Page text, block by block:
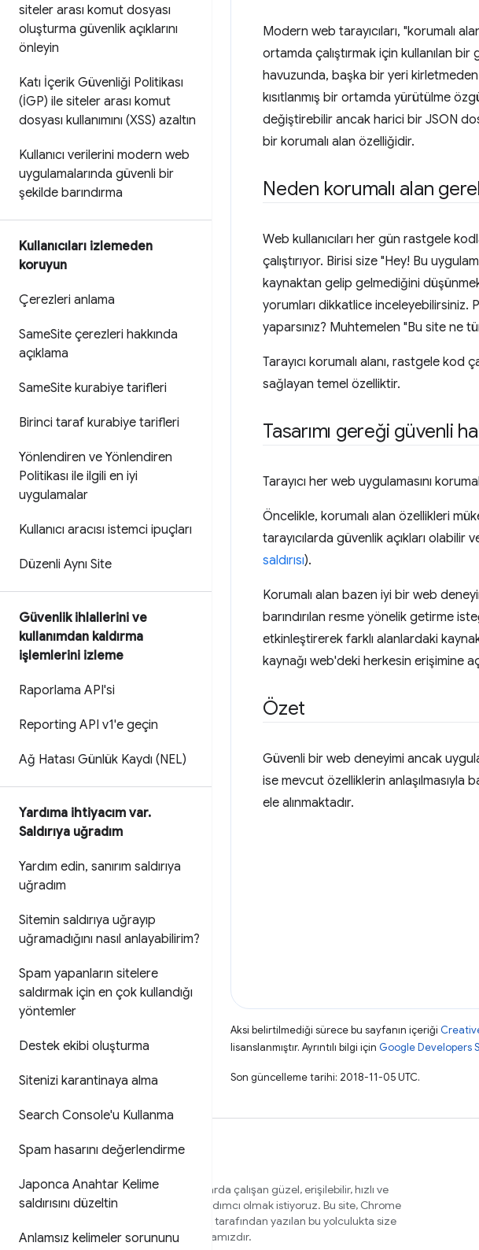
siteler arası komut dosyası
oluşturma güvenlik açıklarını
önleyin
Katı İçerik Güvenliği Politikası
(İGP) ile siteler arası komut
dosyası kullanımını (XSS) azaltın
Kullanıcı verilerini modern web
uygulamalarında güvenli bir
şekilde barındırma
Kullanıcıları izlemeden
koruyun
Çerezleri anlama
SameSite çerezleri hakkında
açıklama
SameSite kurabiye tarifleri
Birinci taraf kurabiye tarifleri
Yönlendiren ve Yönlendiren
Politikası ile ilgili en iyi
uygulamalar
Kullanıcı aracısı istemci ipuçları
Düzenli Aynı Site
Güvenlik ihlallerini ve
kullanımdan kaldırma
işlemlerini izleme
Raporlama API'si
Reporting API v1'e geçin
Ağ Hatası Günlük Kaydı (NEL)
Yardıma ihtiyacım var.
Saldırıya uğradım
Yardım edin, sanırım saldırıya
uğradım
Sitemin saldırıya uğrayıp
uğramadığını nasıl anlayabilirim?
Spam yapanların sitelere
saldırmak için en çok kullandığı
yöntemler
Destek ekibi oluşturma
Sitenizi karantinaya alma
Search Console'u Kullanma
Spam hasarını değerlendirme
Japonca Anahtar Kelime
saldırısını düzeltin
Anlamsız kelimeler sorununu
Modern web tarayıcıları, "korumalı
ortamda çalıştırmak için kullanılan bir
havuzunda, başka bir yeri
kısıtlanmış bir ortamda yürütülme
değiştirebilir ancak harici bir JSON
bir korumalı alan özelliğidir.
Neden korumalı alan
Web kullanıcıları her gün rastgele
çalıştırıyor. Birisi size "Hey! Bu
kaynaktan gelip gelmediğini
yorumları dikkatlice inceleyebilirsiniz.
yaparsınız? Muhtemelen "Bu site ne
Tarayıcı korumalı alanı, rastgele
sağlayan temel özelliktir.
Tasarımı gereği güvenli
Tarayıcı her web uygulamasını
Öncelikle, korumalı alan özellikleri
tarayıcılarda güvenlik açıkları olabilir
saldırısı).
Korumalı alan bazen iyi bir web
barındırılan resme yönelik getirme
etkinleştirerek farklı alanlardaki
kaynağı web'deki herkesin erişimine
Özet
Güvenli bir web deneyimi ancak
ise mevcut özelliklerin anlaşılmasıyla
ele alınmaktadır.
Aksi belirtilmediği sürece bu sayfanın içeriği
lisanslanmıştır. Ayrıntılı bilgi için Google Developers
Son güncelleme tarihi: 2018-11-05 UTC.
Tüm kullanıcılarınız için farklı tarayıcılarda çalışan güzel, erişilebilir, hızlı ve
güvenli web siteleri oluşturmanıza yardımcı olmak istiyoruz. Bu site, Chrome
ekibinin üyeleri ve dışarıdan uzmanlar tarafından yazılan bu yolculukta size
yardımcı olacak içerikler için ana sayfamızdır.